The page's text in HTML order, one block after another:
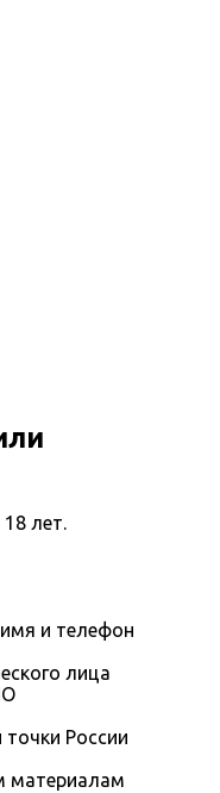
лет.
и телефон
лица
России
материалам